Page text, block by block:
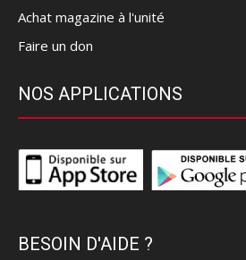
Achat magazine à l'unité
Faire un don
NOS APPLICATIONS
BESOIN D'AIDE ?